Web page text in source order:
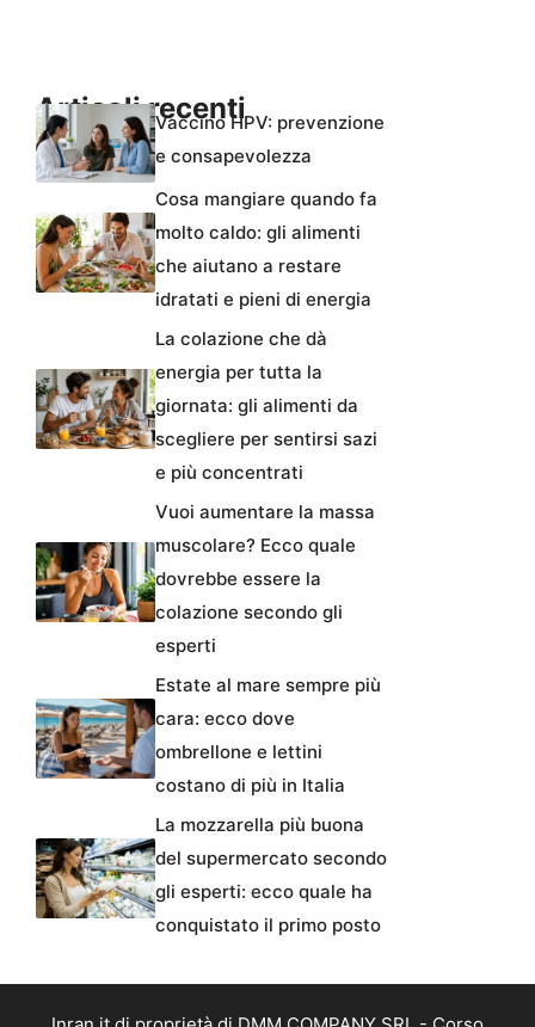
Articoli recentiVaccino HPV: prevenzione
e consapevolezza
Cosa mangiare quando fa
molto caldo: gli alimenti
che aiutano a restare
idratati e pieni di energia
La colazione che dà
energia per tutta la
giornata: gli alimenti da
scegliere per sentirsi sazi
e più concentrati
Vuoi aumentare la massa
muscolare? Ecco quale
dovrebbe essere la
colazione secondo gli
esperti
Estate al mare sempre più
cara: ecco dove
ombrellone e lettini
costano di più in Italia
La mozzarella più buona
del supermercato secondo
gli esperti: ecco quale ha
conquistato il primo posto